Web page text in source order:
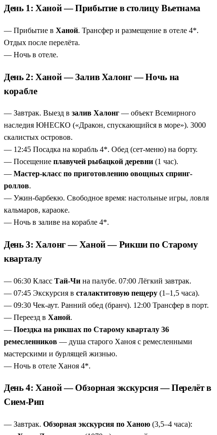
(место съёмок «Лары Крофт»), Пном Бакенг (закат), а также
водопад с купанием, храм Бантей Срей, цитадель Бантей
Самре и храмы X века. Затем перелёт в Хошимин с обзорной
экскурсией по городу (храм Нефритового Императора, музей
Независимости, собор Нотр-Дам, Главпочтамт, лаковая
фабрика) и поездка в дельту Меконга с обедом на островке,
сладостями и традиционной музыкой.
часовая прогулка, а полноценное путешествие с
утренним Тай-Чи.
Ангкор — главное сокровище Камбоджи
Ват, Байон с 216 ликами, Та Пром («Лара Крофт») и
Священная река тысячи лингамов и водопад Пном
Кулен
разрешается.
Хошимин и дельта Меконга — южный аккорд—
храм Нефритового Императора, Дворец Независимости,
музей традиционной медицины и лодочный круиз по
реке с дегустацией.
Никакого пляжа — только максимум архитектуры и
культуры
главное в двух странах без отвлечения на морской
отдых.
День 1: Ханой — Прибытие в столицу Вьетнама
— Прибытие в Ханой. Трансфер и размещение в отеле 4*.
Отдых после перелёта.
— Ночь в отеле.
День 2: Ханой — Залив Халонг — Ночь на
корабле
— Завтрак. Выезд в залив Халонг — объект Всемирного
наследия ЮНЕСКО («Дракон, спускающийся в море»). 3000
скалистых островов.
— 12:45 Посадка на корабль 4*. Обед (сет-меню) на борту.
— Посещение плавучей рыбацкой деревни (1 час).
— Мастер-класс по приготовлению овощных спринг-
роллов.
— Ужин-барбекю. Свободное время: настольные игры, ловля
кальмаров, караоке.
— Ночь в заливе на корабле 4*.
День 3: Халонг — Ханой — Рикши по Старому
кварталу
— 06:30 Класс Тай-Чи на палубе. 07:00 Лёгкий завтрак.
— 07:45 Экскурсия в сталактитовую пещеру (1–1,5 часа).
— 09:30 Чек-аут. Ранний обед (бранч). 12:00 Трансфер в порт.
— Переезд в Ханой.
— Поездка на рикшах по Старому кварталу 36
ремесленников — душа старого Ханоя с ремесленными
мастерскими и бурлящей жизнью.
— Ночь в отеле Ханоя 4*.
День 4: Ханой — Обзорная экскурсия — Перелёт в
Сием-Рип
— Завтрак. Обзорная экскурсия по Ханою (3,5–4 часа):